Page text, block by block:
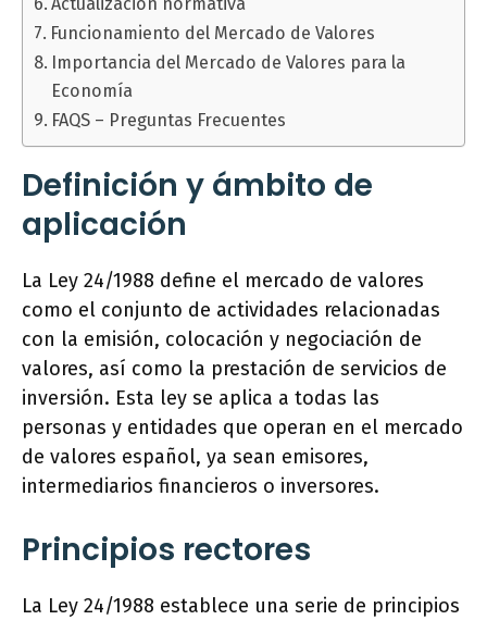
Funcionamiento del Mercado de Valores
Importancia del Mercado de Valores para la
Economía
FAQS – Preguntas Frecuentes
Definición y ámbito de
aplicación
La Ley 24/1988 define el mercado de valores
como el conjunto de actividades relacionadas
con la emisión, colocación y negociación de
valores, así como la prestación de servicios de
inversión. Esta ley se aplica a todas las
personas y entidades que operan en el mercado
de valores español, ya sean emisores,
intermediarios financieros o inversores.
Principios rectores
La Ley 24/1988 establece una serie de principios